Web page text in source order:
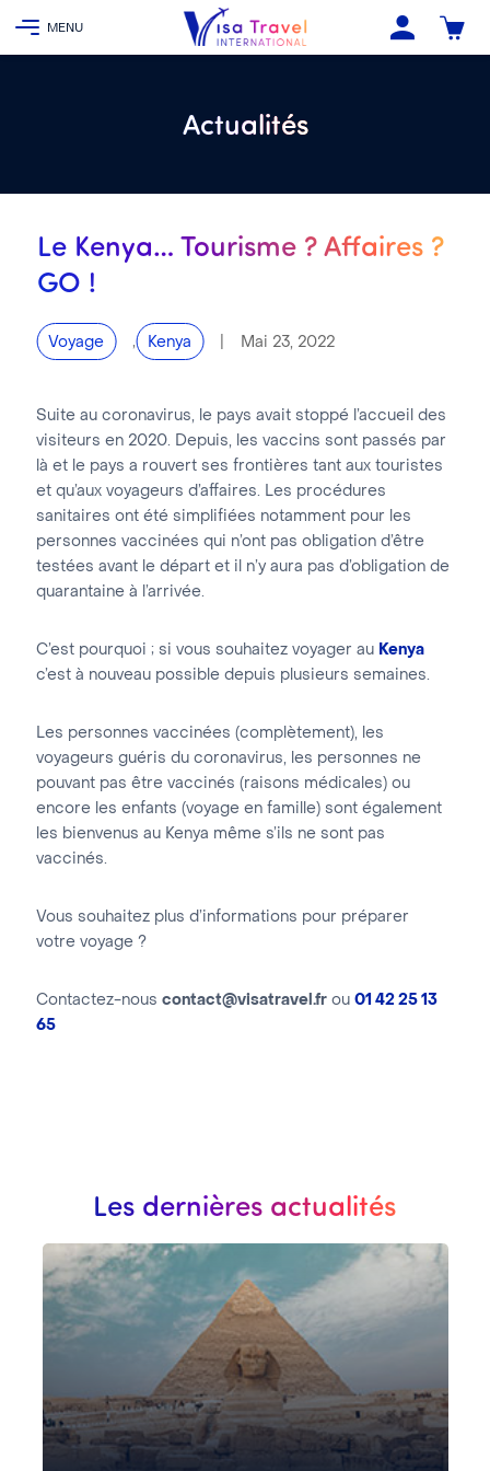
Actualités
Le Kenya… Tourisme ? Affaires ?
GO !
Mai 23, 2022
Kenya
,
Voyage
Suite au coronavirus, le pays avait stoppé l’accueil des
visiteurs en 2020. Depuis, les vaccins sont passés par
là et le pays a rouvert ses frontières tant aux touristes
et qu’aux voyageurs d’affaires. Les procédures
sanitaires ont été simplifiées notamment pour les
personnes vaccinées qui n’ont pas obligation d’être
testées avant le départ et il n’y aura pas d’obligation de
quarantaine à l’arrivée.
C’est pourquoi ; si vous souhaitez voyager au Kenya
c’est à nouveau possible depuis plusieurs semaines.
Les personnes vaccinées (complètement), les
voyageurs guéris du coronavirus, les personnes ne
pouvant pas être vaccinés (raisons médicales) ou
encore les enfants (voyage en famille) sont également
les bienvenus au Kenya même s’ils ne sont pas
vaccinés.
Vous souhaitez plus d’informations pour préparer
votre voyage ?
Contactez-nouscontact@visatravel.fr ou01 42 25 13
65
Les dernières actualités